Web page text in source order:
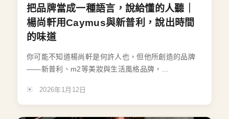
把品牌當成一種語言，說給懂的人聽｜
楊尚軒用Caymus與新普利，說出時間
的味道
你可能不知道楊尚軒是何許人也，但他所創造的品牌
——新普利、m2等美妝與生活風格品牌，...
2026年1月12日